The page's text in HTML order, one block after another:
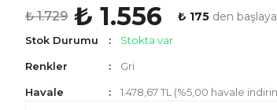
₺ 1.729 ₺ 1.556 ₺ 175 den
Stok Durumu Stokta var
Renkler Gri
Havale 1.478,67 TL (%5,00 havale